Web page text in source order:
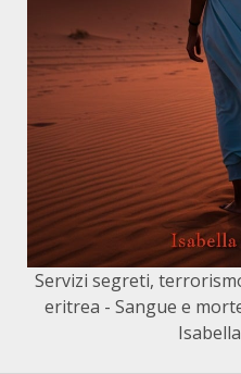
Servizi segreti,
eritrea - Sangue e